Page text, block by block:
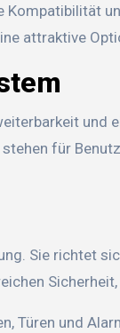
attraktive
und
für
Sie richtet
Türen und